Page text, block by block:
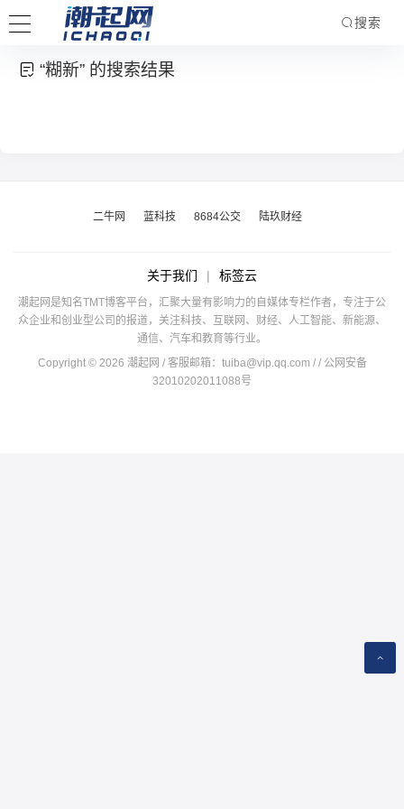
搜索
“糊新” 的搜索结果
二牛网 蓝科技 8684公交 陆玖财经
关于我们 | 标签云
潮起网是知名TMT博客平台，汇聚大量有影响力的自媒体专栏作者，专注于公
众企业和创业型公司的报道，关注科技、互联网、财经、人工智能、新能源、
通信、汽车和教育等行业。
Copyright © 2026 潮起网 / 客服邮箱： tuiba@vip.qq.com / / 公网安备
32010202011088号